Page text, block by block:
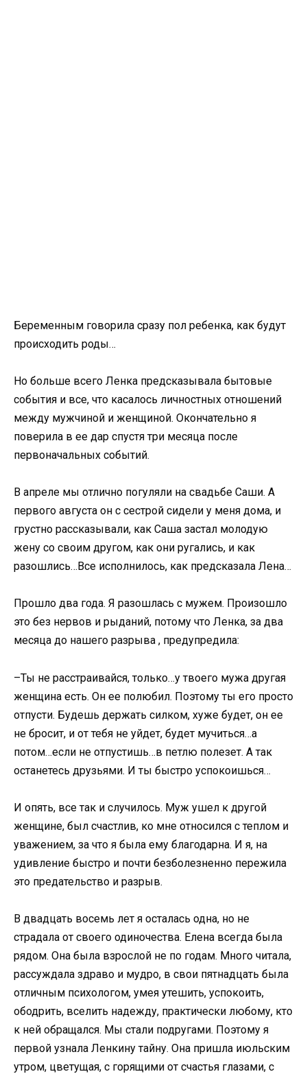
Беременным говорила сразу пол ребенка, как будут
происходить роды…
Но больше всего Ленка предсказывала бытовые
события и все, что касалось личностных отношений
между мужчиной и женщиной. Окончательно я
поверила в ее дар спустя три месяца после
первоначальных событий.
В апреле мы отлично погуляли на свадьбе Саши. А
первого августа он с сестрой сидели у меня дома, и
грустно рассказывали, как Саша застал молодую
жену со своим другом, как они ругались, и как
разошлись…Все исполнилось, как предсказала Лена…
Прошло два года. Я разошлась с мужем. Произошло
это без нервов и рыданий, потому что Ленка, за два
месяца до нашего разрыва , предупредила:
–Ты не расстраивайся, только…у твоего мужа другая
женщина есть. Он ее полюбил. Поэтому ты его просто
отпусти. Будешь держать силком, хуже будет, он ее
не бросит, и от тебя не уйдет, будет мучиться…а
потом…если не отпустишь…в петлю полезет. А так
останетесь друзьями. И ты быстро успокоишься…
И опять, все так и случилось. Муж ушел к другой
женщине, был счастлив, ко мне относился с теплом и
уважением, за что я была ему благодарна. И я, на
удивление быстро и почти безболезненно пережила
это предательство и разрыв.
В двадцать восемь лет я осталась одна, но не
страдала от своего одиночества. Елена всегда была
рядом. Она была взрослой не по годам. Много читала,
рассуждала здраво и мудро, в свои пятнадцать была
отличным психологом, умея утешить, успокоить,
ободрить, вселить надежду, практически любому, кто
к ней обращался. Мы стали подругами. Поэтому я
первой узнала Ленкину тайну. Она пришла июльским
утром, цветущая, с горящими от счастья глазами, с